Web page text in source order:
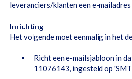
leveranciers/klanten een e-
Inrichting
Het volgende moet eenmalig in het
Richt een e-mailsjabloon in
11076143, ingesteld op